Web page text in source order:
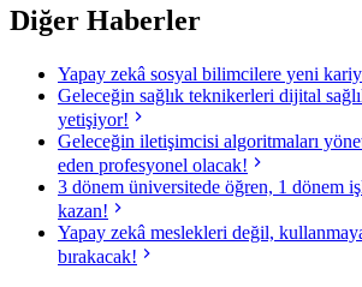
Diğer Haberler
Yapay zekâ sosyal bilimcilere yeni
Geleceğin sağlık teknikerleri dijital
yetişiyor!
Geleceğin iletişimcisi algoritmaları
eden profesyonel olacak!
3 dönem üniversitede öğren, 1 dönem
kazan!
Yapay zekâ meslekleri değil,
bırakacak!